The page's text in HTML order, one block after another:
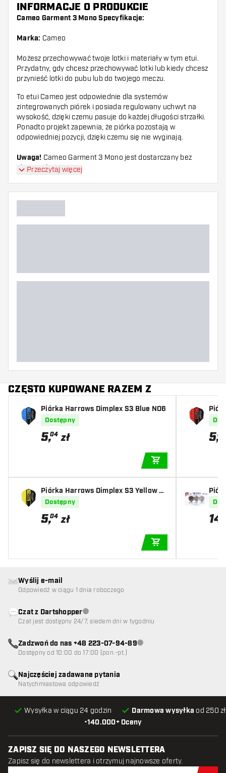
INFORMACJE O PRODUKCIE
Cameo Garment 3 Mono Specyfikacje:
Marka: Cameo
Możesz przechowywać twoje lotki i materiały w tym etui.
Przydatny, gdy chcesz przechowywać lotki lub kiedy chcesz
przynieść lotki do pubu lub do twojego meczu.
To etui Cameo jest odpowiednie dla systemów
zintegrowanych piórek i posiada regulowany uchwyt na
wysokość, dzięki czemu pasuje do każdej długości strzałki.
Ponadto projekt zapewnia, że piórka pozostają w
odpowiedniej pozycji, dzięki czemu się nie wyginają.
Uwaga! Cameo Garment 3 Mono jest dostarczany bez
akcesoriów.
Przeczytaj więcej
CZĘSTO KUPOWANE RAZEM Z
Piórka Harrows Dimplex S3 Blue NO6
Dostępny
5,04 zł
Piórka Harrows Dimplex S3 Yellow N
O6
Dostępny
5,04 zł
5,04
14
•140.000+ Oceny
Wysyłka w ciągu 24 godzin Darmowa wysyłka od 250
Najczęściej zadawane pytania
Natychmiastowa odpowiedź
Wyślij e-mail
Odpowiedź w ciągu 1 dnia roboczego
Czat z DartshopperObsługa klienta niedostępna
Czat jest dostępny 24/7, siedem dni w tygodniu
Zadzwoń do nas +48 223-07-94-89Obsługa klienta niedostępna
Dostępny od 10:00 do 17:00 (pon.-pt.)
ZAPISZ SIĘ DO NASZEGO NEWSLETTERA
Zapisz się do newslettera i otrzymuj najnowsze oferty.